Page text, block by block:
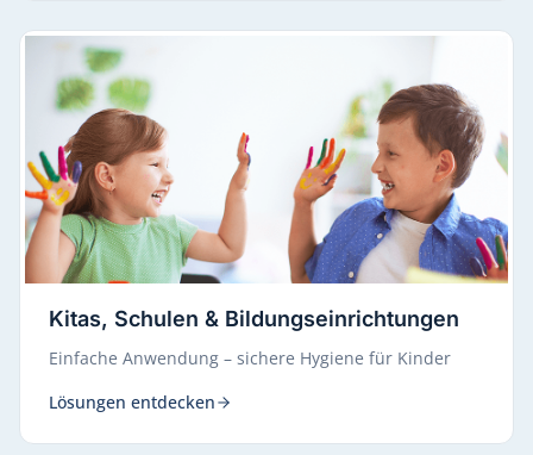
Kitas, Schulen & Bildungseinrichtungen
Einfache Anwendung – sichere Hygiene für Kinder
Lösungen entdecken